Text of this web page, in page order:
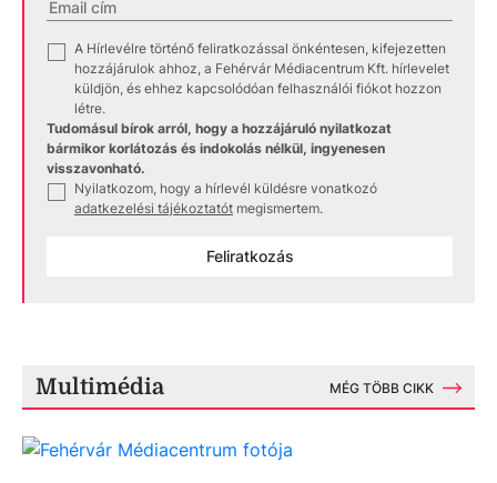
A Hírlevélre történő feliratkozással önkéntesen, kifejezetten
hozzájárulok ahhoz, a Fehérvár Médiacentrum Kft. hírlevelet
küldjön, és ehhez kapcsolódóan felhasználói fiókot hozzon
létre.
Tudomásul bírok arról, hogy a hozzájáruló nyilatkozat
bármikor korlátozás és indokolás nélkül, ingyenesen
visszavonható.
Nyilatkozom, hogy a hírlevél küldésre vonatkozó
adatkezelési tájékoztatót megismertem.
Feliratkozás
Multimédia MÉG TÖBB CIKK